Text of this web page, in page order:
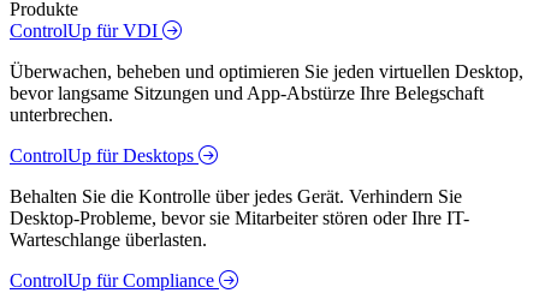
Produkte
ControlUp für VDI
Überwachen, beheben und optimieren Sie jeden virtuellen Desktop,
bevor langsame Sitzungen und App-Abstürze Ihre Belegschaft
unterbrechen.
ControlUp für Desktops
Behalten Sie die Kontrolle über jedes Gerät. Verhindern Sie
Desktop-Probleme, bevor sie Mitarbeiter stören oder Ihre IT-
Warteschlange überlasten.
ControlUp für Compliance